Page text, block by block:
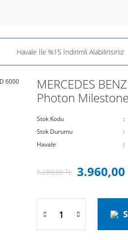
MERCEDES
Photon
Stok Kodu
Stok Durumu
Havale
5.280,00 TL 3.960,00